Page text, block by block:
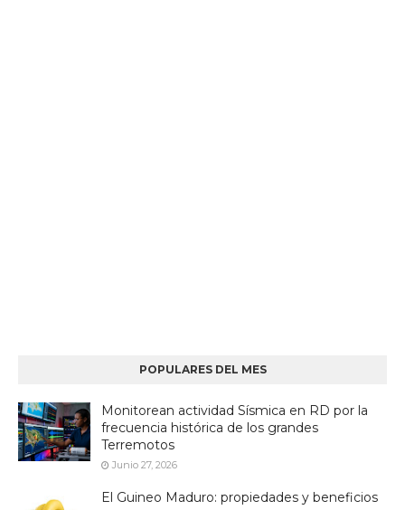
POPULARES DEL MES
Monitorean actividad Sísmica en RD por la
frecuencia histórica de los grandes
Terremotos
Junio 27, 2026
El Guineo Maduro: propiedades y beneficios